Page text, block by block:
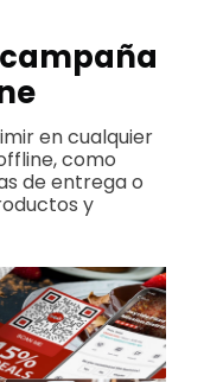
en cualquier
como
de entrega o
y